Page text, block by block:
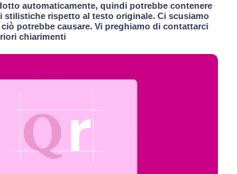
automaticamente, quindi potrebbe contenere
stilistiche rispetto al testo originale. Ci scusiamo
potrebbe causare. Vi preghiamo di contattarci
chiarimenti